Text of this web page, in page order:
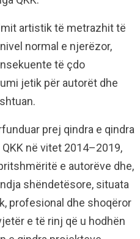
artistik të metrazhit të
normal e njerëzor,
të çdo
jetik për autorët dhe
prej qindra e qindra
në vitet 2014–2019,
e autorëve dhe,
shëndetësore, situata
profesional dhe shoqëror
e të rinj që u hodhën